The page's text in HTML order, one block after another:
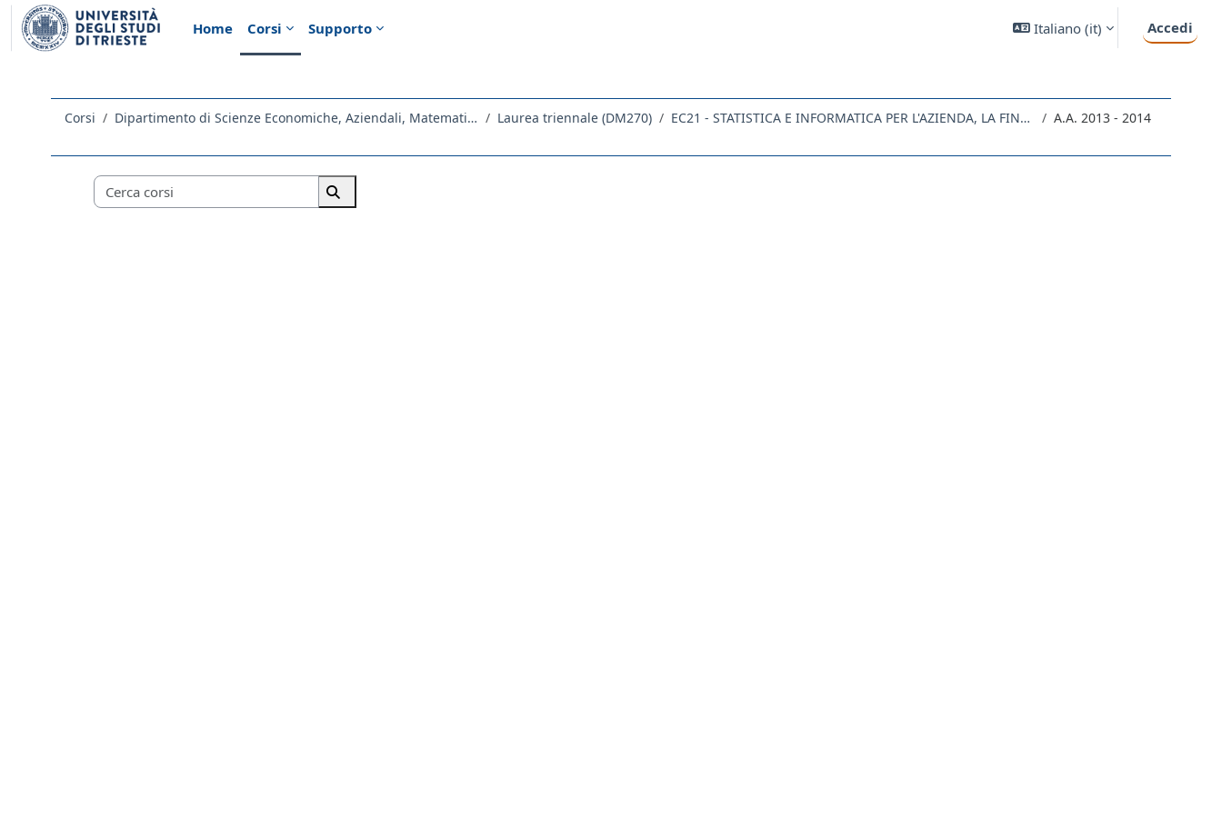
Vai al contenuto principale
Home
Corsi Supporto Italiano ‎(it)‎ Accedi
Corsi Dipartimento di Scienze Economiche, Aziendali, Matematiche e Statistiche Laurea triennale (DM270) EC21 - STATISTICA E INFORMATICA PER L'AZIENDA, LA FINANZA E L'ASSICURAZIONE A.A. 2013 - 2014
Categorie di corso
Cerca corsi
Cerca corsi